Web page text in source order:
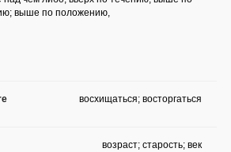
выше по положению,
восхищаться; восторгаться
возраст; старость; век